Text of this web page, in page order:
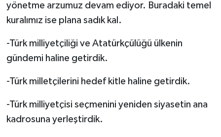
yönetme arzumuz devam ediyor. Buradaki temel
kuralımız ise plana sadık kal.
-Türk milliyetçiliği ve Atatürkçülüğü ülkenin
gündemi haline getirdik.
-Türk milletçilerini hedef kitle haline getirdik.
-Türk milliyetçisi seçmenini yeniden siyasetin ana
kadrosuna yerleştirdik.